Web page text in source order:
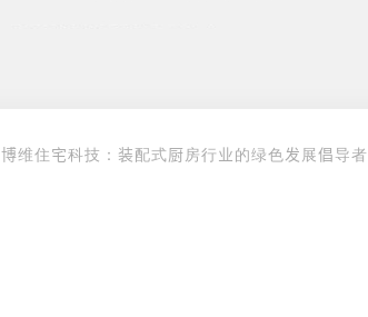
博维住宅科技：装配式厨房行业的绿色发展倡导者